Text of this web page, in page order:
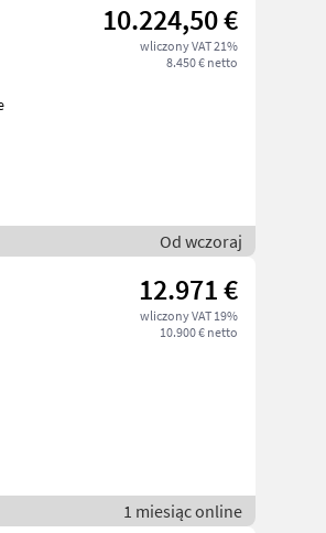
10.224,50 €
wliczony VAT 21%
8.450 € netto
Od wczoraj
12.971 €
wliczony VAT 19%
10.900 € netto
1 miesiąc online